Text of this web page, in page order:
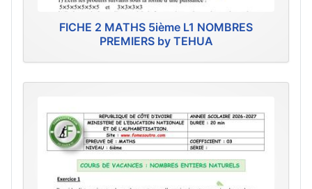
FICHE 2 MATHS 5ième L1 NOMBRES
PREMIERS by TEHUA